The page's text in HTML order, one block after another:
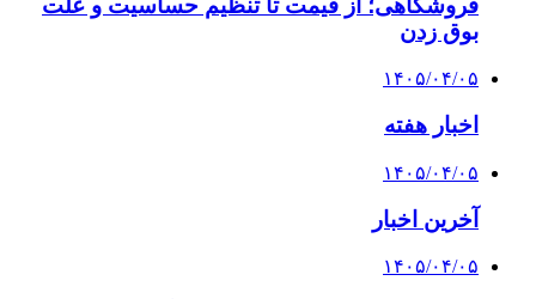
بوق زدن
۱۴۰۵/۰۴/۰۵
اخبار هفته
۱۴۰۵/۰۴/۰۵
آخرین اخبار
۱۴۰۵/۰۴/۰۵